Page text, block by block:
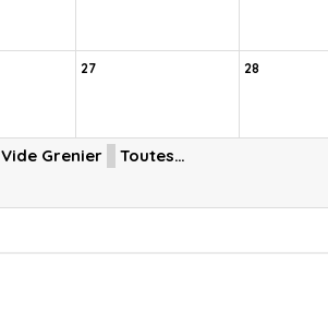
27 28
Vide Grenier Toutes…